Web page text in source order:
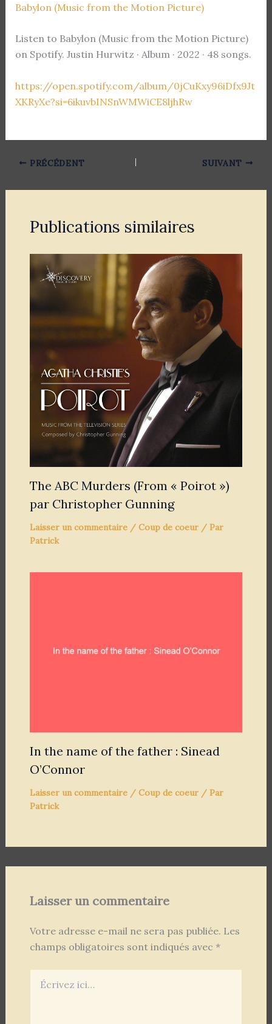
Babylon (Music from the Motion Picture)
Listen to Babylon (Music from the Motion Picture)
on Spotify. Justin Hurwitz · Album · 2022 · 48 songs.
https://open.spotify.com/album/0jCuKxy96iDfx9Jt
XKRyXe?si=6ikuvbINSnWMWiCE8ljhRw
PRÉCÉDENT SUIVANT
Publications similaires
The ABC Murders (From « Poirot »)
par Christopher Gunning
Laisser un commentaire / Coup de coeur/ Par
Patrick
In the name of the father : Sinead
O’Connor
Laisser un commentaire / Coup de coeur/ Par
Patrick
Laisser un commentaire
Votre adresse e-mail ne sera pas publiée. Les
champs obligatoires sont indiqués avec *
ici…